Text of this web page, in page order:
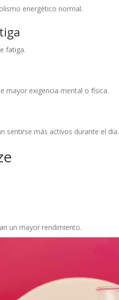
energético normal.
fatiga.
mayor exigencia mental o física.
sentirse más activos durante el día.
un mayor rendimiento.